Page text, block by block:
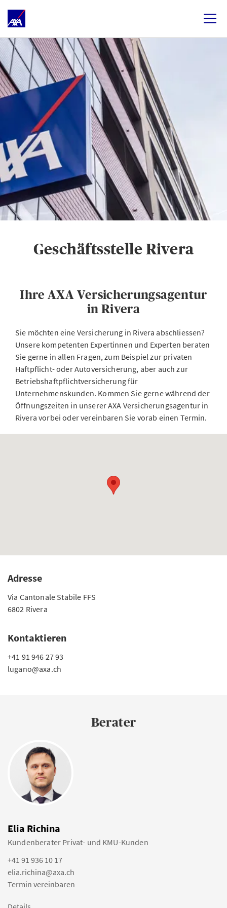
Geschäftsstelle Rivera
Ihre AXA Versicherungsagentur
in Rivera
Sie möchten eine Versicherung in Rivera abschliessen?
Unsere kompetenten Expertinnen und Experten beraten
Sie gerne in allen Fragen, zum Beispiel zur privaten
Haftpflicht- oder Autoversicherung, aber auch zur
Betriebshaftpflichtversicherung für
Unternehmenskunden. Kommen Sie gerne während der
Öffnungszeiten in unserer AXA Versicherungsagentur in
Rivera vorbei oder vereinbaren Sie vorab einen Termin.
Adresse
Via Cantonale Stabile FFS
6802 Rivera
Kontaktieren
+41 91 946 27 93
lugano@axa.ch
Berater
Elia Richina
Kundenberater Privat- und KMU-Kunden
+41 91 936 10 17
elia.richina@axa.ch
Termin vereinbaren